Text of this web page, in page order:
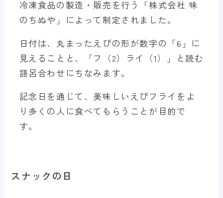
冷凍食品の製造・販売を行う「株式会社 味
のちぬや」によって制定されました。
日付は、丸まったえびの形が数字の「6」に
見えることと、「フ（2）ライ（1）」と読む
語呂合わせにちなみます。
記念日を通じて、美味しいえびフライをよ
り多くの人に食べてもらうことが目的で
す。
スナックの日